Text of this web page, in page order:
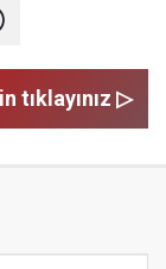
tıklayınız ▷